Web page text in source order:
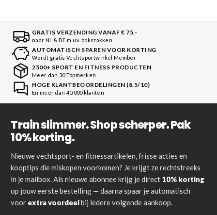
GRATIS VERZENDING VANAF € 75,-
naar NL & BE m.u.v. bokszakken
AUTOMATISCH SPAREN VOOR KORTING
Wordt gratis Vechtsportwinkel Member
2500+ SPORT EN FITNESS PRODUCTEN
Meer dan 30 Topmerken
HOGE KLANTBEOORDELINGEN (8.5/10)
En meer dan 40.000 klanten
Train slimmer. Shop scherper. Pak
10% korting.
Nieuwe vechtsport- en fitnessartikelen, frisse acties en
kooptips die miskopen voorkomen? Je krijgt ze rechtstreeks
in je mailbox. Als nieuwe abonnee krijg je direct 10% korting
op jouw eerste bestelling — daarna spaar je automatisch
voor extra voordeelbij iedere volgende aankoop.